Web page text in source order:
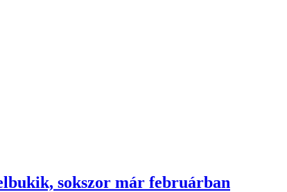
sokszor már februárban